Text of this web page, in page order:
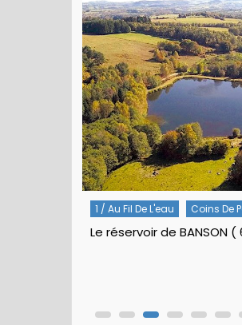
5 / Fiches Montage Artificielles